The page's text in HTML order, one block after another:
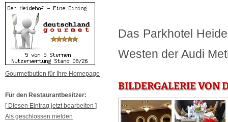
Gourmetbutton für Ihre Homepage
Für den Restaurantbesitzer:
[ Diesen Eintrag jetzt bearbeiten ]
Als geschlossen melden
Das Parkhotel
Westen der Audi
BILDERGALERIE VON